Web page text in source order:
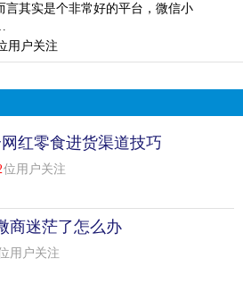
快递等。
后问题。
。
我们做微商，其实是做营销的，所
言其实是个非常好的平台，微信小
用户关注
红零食进货渠道技巧
位用户关注
商迷茫了怎么办
用户关注